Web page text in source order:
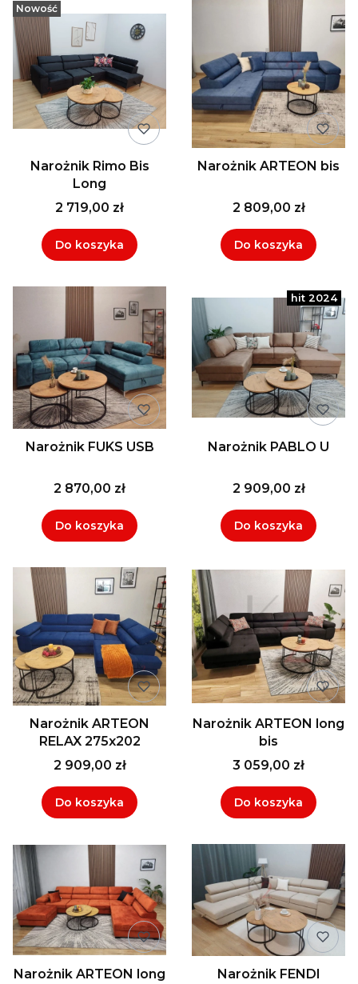
Nowość
Narożnik Rimo Bis
Long
2 719,00 zł
Do koszyka
Narożnik ARTEON bis
2 809,00 zł
Do koszyka
Narożnik FUKS USB
2 870,00 zł
Do koszyka
Narożnik PABLO U
2 909,00 zł
Do koszyka
Narożnik ARTEON
RELAX 275x202
2 909,00 zł
Do koszyka
Narożnik ARTEON long
bis
3 059,00 zł
Do koszyka
Narożnik ARTEON long
Narożnik FENDI